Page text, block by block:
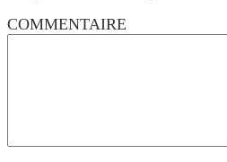
COMMENTAIRE